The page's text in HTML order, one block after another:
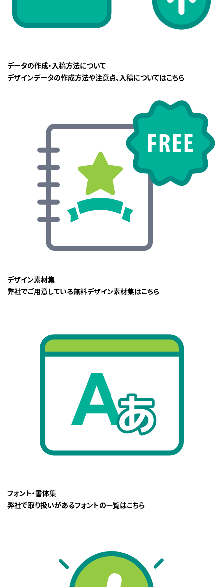
データの作成・入稿方法について
デザインデータの作成方法や注意点、入稿についてはこちら
デザイン素材集
弊社でご用意している無料デザイン素材集はこちら
フォント・書体集
弊社で取り扱いがあるフォントの一覧はこちら